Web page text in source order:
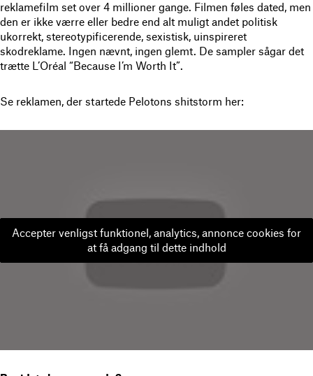
reklamefilm set over 4 millioner gange. Filmen føles dated, men
den er ikke værre eller bedre end alt muligt andet politisk
ukorrekt, stereotypificerende, sexistisk, uinspireret
skodreklame. Ingen nævnt, ingen glemt. De sampler sågar det
trætte L’Oréal “Because I’m Worth It”.
Se reklamen, der startede Pelotons shitstorm her:
Accepter venligst funktionel, analytics, annonce cookies for
at få adgang til dette indhold